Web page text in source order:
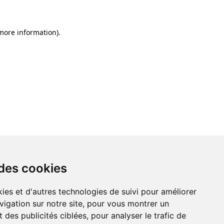
cookies
et d'autres technologies de suivi pour améliorer
sur notre site, pour vous montrer un
des publicités ciblées, pour analyser le trafic de
information).